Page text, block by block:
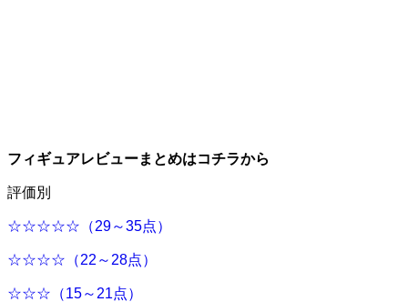
フィギュアレビューまとめはコチラから
評価別
☆☆☆☆☆（29～35点）
☆☆☆☆（22～28点）
☆☆☆（15～21点）